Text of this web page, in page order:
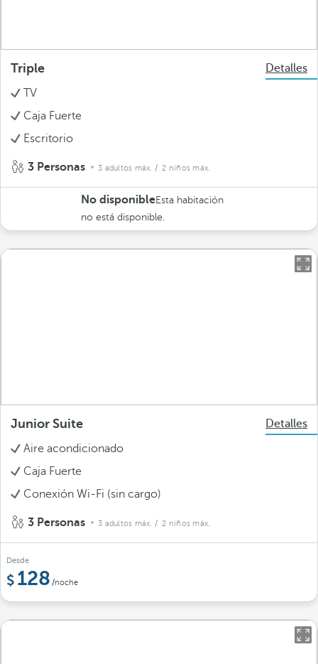
Triple
Detalles
TV
Caja Fuerte
Escritorio
3 Personas 3 adultos máx. / 2 niños máx.
No disponibleEsta habitación
no está disponible.
Junior Suite
Detalles
Aire acondicionado
Caja Fuerte
Conexión Wi-Fi (sin cargo)
3 Personas 3 adultos máx. / 2 niños máx.
Desde
128 /noche